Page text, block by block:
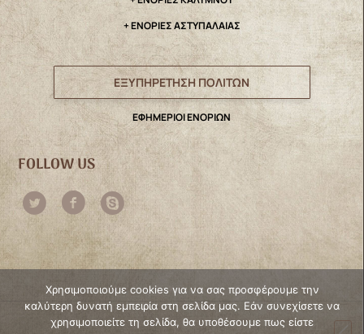
+ ΕΝΟΡΙΕΣ ΑΣΤΥΠΑΛΑΙΑΣ
ΕΞΥΠΗΡΕΤΗΣΗ ΠΟΛΙΤΩΝ
ΕΦΗΜΕΡΙΟΙ ΕΝΟΡΙΩΝ
FOLLOW US
Χρησιμοποιούμε cookies για να σας προσφέρουμε την
καλύτερη δυνατή εμπειρία στη σελίδα μας. Εάν συνεχίσετε να
χρησιμοποιείτε τη σελίδα, θα υποθέσουμε πως είστε